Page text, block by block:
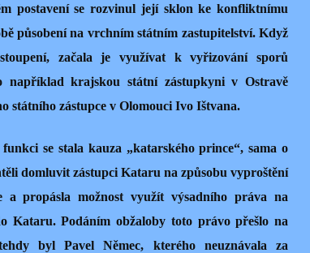
postavení se rozvinul její sklon ke konfliktnímu
působení na vrchním státním zastupitelství. Když
začala je využívat k vyřizování sporů
například krajskou státní zástupkyni v Ostravě
státního zástupce v Olomouci Ivo Ištvana.
se stala kauza „katarského prince“, sama o
domluvit zástupci Kataru na způsobu vyproštění
a propásla možnost využít výsadního práva na
Kataru. Podáním obžaloby toto právo přešlo na
byl Pavel Němec, kterého neuznávala za